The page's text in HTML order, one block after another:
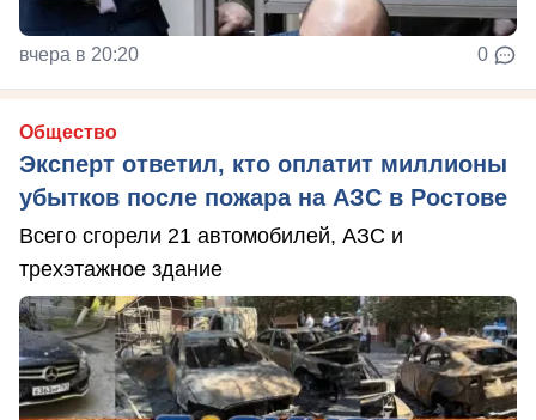
вчера в 20:20 0
Общество
Эксперт ответил, кто оплатит миллионы
убытков после пожара на АЗС в Ростове
Всего сгорели 21 автомобилей, АЗС и
трехэтажное здание